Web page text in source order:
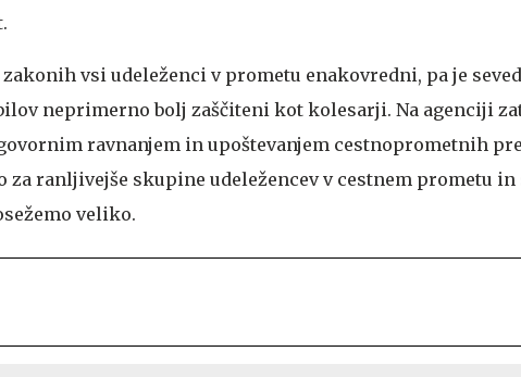
vsi udeleženci v prometu enakovredni, pa je
neprimerno bolj zaščiteni kot kolesarji. Na agenciji
ravnanjem in upoštevanjem cestnoprometnih
za ranljivejše skupine udeležencev v cestnem prometu
veliko.